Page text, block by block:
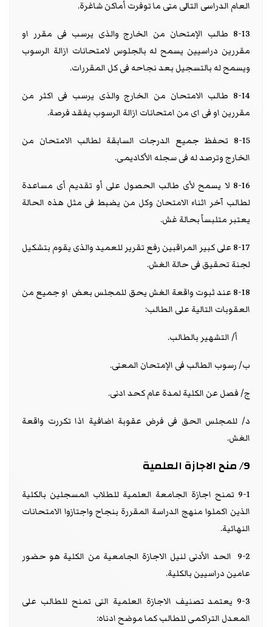
العام الدراسى التالى متى ما توفرت أماكن شاغرة.
8-13 طالب الإمتحان من الخارج والذى يرسب فى مقرر او
مقررين دراسيين يسمح له بالجلوس لامتحانات ازالة الرسوب
ويسمح له بالتسجيل بعد نجاحه فى كل المقررات.
8-14 طالب الامتحان من الخارج والذى يرسب فى اكثر من
مقررين او فى اى من امتحانات ازالة الرسوب يفقد فرصة.
8-15 تحفظ جميع الدرجات السابقة لطالب الامتحان من
الخارج وترصد له فى سجله الأكاديمى.
8-16 لا يسمح لأى طالب الحصول على أو تقديم أى مساعدة
لطالب آخر اثناء الامتحان وكل من يضبط فى مثل هذه الحالة
يعتبر متلبساً بحالة غش.
8-17 على كبير المراقبين رفع تقرير للعميد والذى يقوم بتشكيل
لجنة تحقيق فى حالة الغش.
8-18 عند ثبوت واقعة الغش يحق للمجلس بعض او جميع من
العقوبات التالية على الطالب:
أ/ التشهير بالطالب.
ب/ رسوب الطالب فى الإمتحان المعنى.
ج/ فصل عن الكلية لمدة عام كحد ادنى.
د/ للمجلس الحق فى فرض عقوبة اضافية اذا تكررت واقعة
الغش.
9/ منح الاجازة العلمية
9-1 تمنح اجازة الجامعة العلمية للطلاب المسجلين بالكلية
الذين اكملوا منهج الدراسة المقررة بنجاح واجتازوا الامتحانات
النهائية.
9-2 الحد الأدنى لنيل الاجازة الجامعية من الكلية هو حضور
عامين دراسيين بالكلية.
9-3 يعتمد تصنيف الاجازة العلمية التى تمنح للطالب على
المعدل التراكمى للطالب كما موضح ادناه: